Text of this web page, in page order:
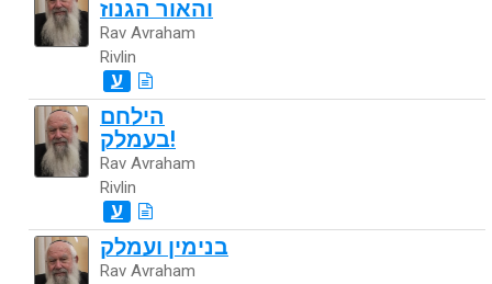
והאור הגנוז
Rav Avraham
Rivlin
ע
הילחם
בעמלק!
Rav Avraham
Rivlin
ע
בנימין ועמלק
Rav Avraham